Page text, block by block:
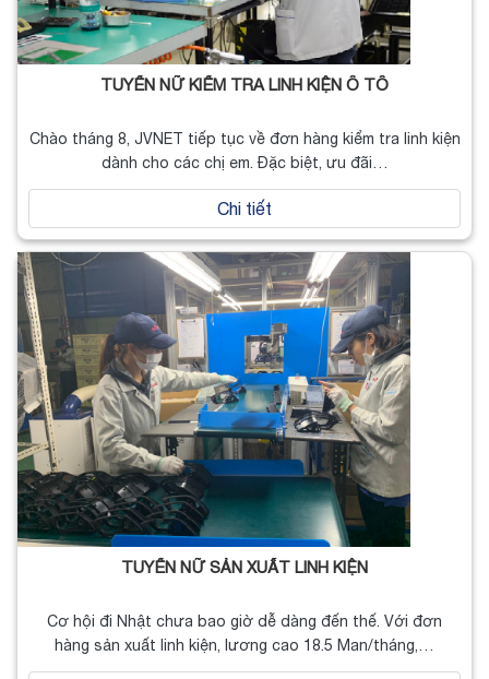
TUYỂN NỮ KIỂM TRA LINH KIỆN Ô TÔ
Chào tháng 8, JVNET tiếp tục về đơn hàng kiểm tra linh kiện
dành cho các chị em. Đặc biệt, ưu đãi…
Chi tiết
TUYỂN NỮ SẢN XUẤT LINH KIỆN
Cơ hội đi Nhật chưa bao giờ dễ dàng đến thế. Với đơn
hàng sản xuất linh kiện, lương cao 18.5 Man/tháng,…